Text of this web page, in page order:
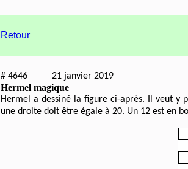
Retour
# 4646 21 janvier 2019
Hermel magique
Hermel a dessiné la figure ci-après. Il veut y
une droite doit être égale à 20. Un 12 est en